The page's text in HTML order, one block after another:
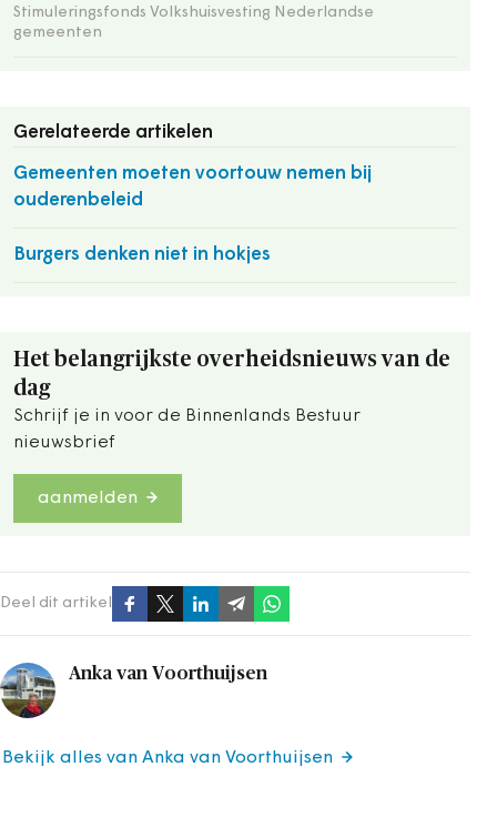
Stimuleringsfonds Volkshuisvesting Nederlandse
gemeenten
Gerelateerde artikelen
Gemeenten moeten voortouw nemen bij
ouderenbeleid
Burgers denken niet in hokjes
Het belangrijkste overheidsnieuws van de
dag
Schrijf je in voor de Binnenlands Bestuur
nieuwsbrief
aanmelden
Deel dit artikel
Anka van Voorthuijsen
Bekijk alles van Anka van Voorthuijsen